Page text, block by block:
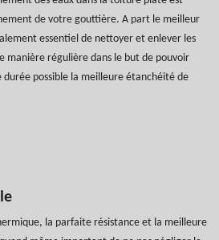
de votre gouttière. A part le meilleur
essentiel de nettoyer et enlever les
manière régulière dans le but de pouvoir
durée possible la meilleure étanchéité de
la parfaite résistance et la meilleure